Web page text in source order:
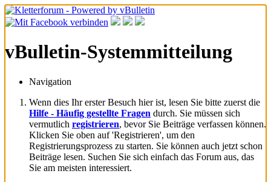
vBulletin-Systemmitteilung
Navigation
Wenn dies Ihr erster Besuch hier ist, lesen Sie bitte zuerst die
Hilfe - Häufig gestellte Fragen durch. Sie müssen sich
vermutlich registrieren, bevor Sie Beiträge verfassen können.
Klicken Sie oben auf 'Registrieren', um den
Registrierungsprozess zu starten. Sie können auch jetzt schon
Beiträge lesen. Suchen Sie sich einfach das Forum aus, das
Sie am meisten interessiert.